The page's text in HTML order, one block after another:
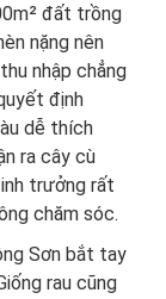
đất trồng
nặng nên
nhập chẳng
định
dễ thích
ra cây cù
trưởng rất
chăm sóc.
Sơn bắt tay
rau cũng